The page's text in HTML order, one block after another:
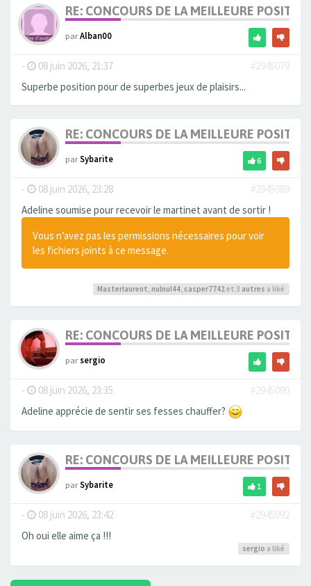
RE: CONCOURS DE LA MEILLEURE
parAlban00
- 08 juin 2026, 21:37
#2945079
Superbe position pour de superbes jeux de plaisirs...
RE: CONCOURS DE LA MEILLEURE
parSybarite 6
- 08 juin 2026, 23:28
#2945089
Adeline soumise pour recevoir le martinet avant de sortir !
Vous n’avez pas les permissions nécessaires pour voir
les fichiers joints à ce message.
Masterlaurent nulnul44 casper7742 et 3 autres a liké
RE: CONCOURS DE LA MEILLEURE
parsergio
- 08 juin 2026, 23:35
#2945090
Adeline apprécie de sentir ses fesses chauffer?
RE: CONCOURS DE LA MEILLEURE
parSybarite 1
- 08 juin 2026, 23:42
#2945092
Oh oui elle aime ça !!!
sergio a liké